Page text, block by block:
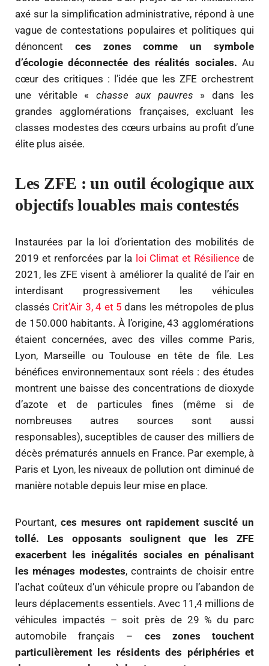
axé sur la simplification administrative, répond à une
vague de contestations populaires et politiques qui
dénoncent ces zones comme un symbole
d’écologie déconnectée des réalités sociales. Au
cœur des critiques : l’idée que les ZFE orchestrent
une véritable « chasse aux pauvres » dans les
grandes agglomérations françaises, excluant les
classes modestes des cœurs urbains au profit d’une
élite plus aisée.
Les ZFE : un outil écologique aux
objectifs louables mais contestés
Instaurées par la loi d’orientation des mobilités de
2019 et renforcées par la loi Climat et Résiliencede
2021, les ZFE visent à améliorer la qualité de l’air en
interdisant progressivement les véhicules
classés Crit’Air 3, 4 et 5 dans les métropoles de plus
de 150.000 habitants. À l’origine, 43 agglomérations
étaient concernées, avec des villes comme Paris,
Lyon, Marseille ou Toulouse en tête de file. Les
bénéfices environnementaux sont réels : des études
montrent une baisse des concentrations de dioxyde
d’azote et de particules fines (même si de
nombreuses autres sources sont aussi
responsables), suceptibles de causer des milliers de
décès prématurés annuels en France. Par exemple, à
Paris et Lyon, les niveaux de pollution ont diminué de
manière notable depuis leur mise en place.
Pourtant,ces mesures ont rapidement suscité un
tollé. Les opposants soulignent que les ZFE
exacerbent les inégalités sociales en pénalisant
les ménages modestes, contraints de choisir entre
l’achat coûteux d’un véhicule propre ou l’abandon de
leurs déplacements essentiels. Avec 11,4 millions de
véhicules impactés – soit près de 29 % du parc
automobile français – ces zones touchent
particulièrement les résidents des périphéries et